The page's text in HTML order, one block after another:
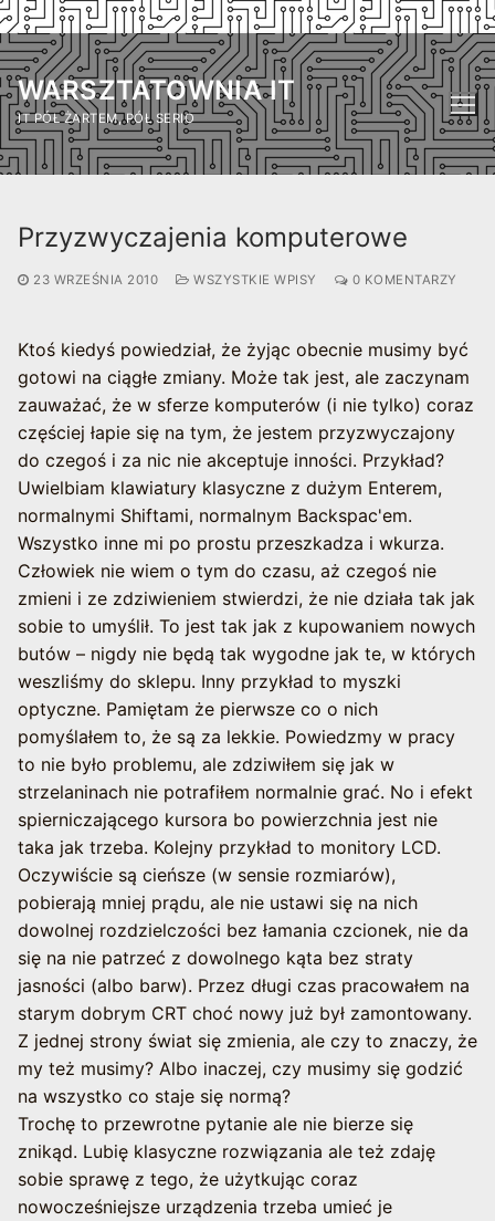
Przejdź
do
treści
WARSZTATOWNIA IT
IT PÓŁ ŻARTEM, PÓŁ SERIO
Przyzwyczajenia komputerowe
23 WRZEŚNIA 2010 WSZYSTKIE WPISY 0 KOMENTARZY
Ktoś kiedyś powiedział, że żyjąc obecnie musimy być
gotowi na ciągłe zmiany. Może tak jest, ale zaczynam
zauważać, że w sferze komputerów (i nie tylko) coraz
częściej łapie się na tym, że jestem przyzwyczajony
do czegoś i za nic nie akceptuje inności. Przykład?
Uwielbiam klawiatury klasyczne z dużym Enterem,
normalnymi Shiftami, normalnym Backspac'em.
Wszystko inne mi po prostu przeszkadza i wkurza.
Człowiek nie wiem o tym do czasu, aż czegoś nie
zmieni i ze zdziwieniem stwierdzi, że nie działa tak jak
sobie to umyślił. To jest tak jak z kupowaniem nowych
butów – nigdy nie będą tak wygodne jak te, w których
weszliśmy do sklepu. Inny przykład to myszki
optyczne. Pamiętam że pierwsze co o nich
pomyślałem to, że są za lekkie. Powiedzmy w pracy
to nie było problemu, ale zdziwiłem się jak w
strzelaninach nie potrafiłem normalnie grać. No i efekt
spierniczającego kursora bo powierzchnia jest nie
taka jak trzeba. Kolejny przykład to monitory LCD.
Oczywiście są cieńsze (w sensie rozmiarów),
pobierają mniej prądu, ale nie ustawi się na nich
dowolnej rozdzielczości bez łamania czcionek, nie da
się na nie patrzeć z dowolnego kąta bez straty
jasności (albo barw). Przez długi czas pracowałem na
starym dobrym CRT choć nowy już był zamontowany.
Z jednej strony świat się zmienia, ale czy to znaczy, że
my też musimy? Albo inaczej, czy musimy się godzić
na wszystko co staje się normą?
Trochę to przewrotne pytanie ale nie bierze się
znikąd. Lubię klasyczne rozwiązania ale też zdaję
sobie sprawę z tego, że użytkując coraz
nowocześniejsze urządzenia trzeba umieć je